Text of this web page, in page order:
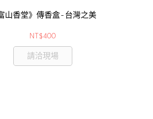
山香堂》傳香盒-台灣之美
NT$400
請洽現場